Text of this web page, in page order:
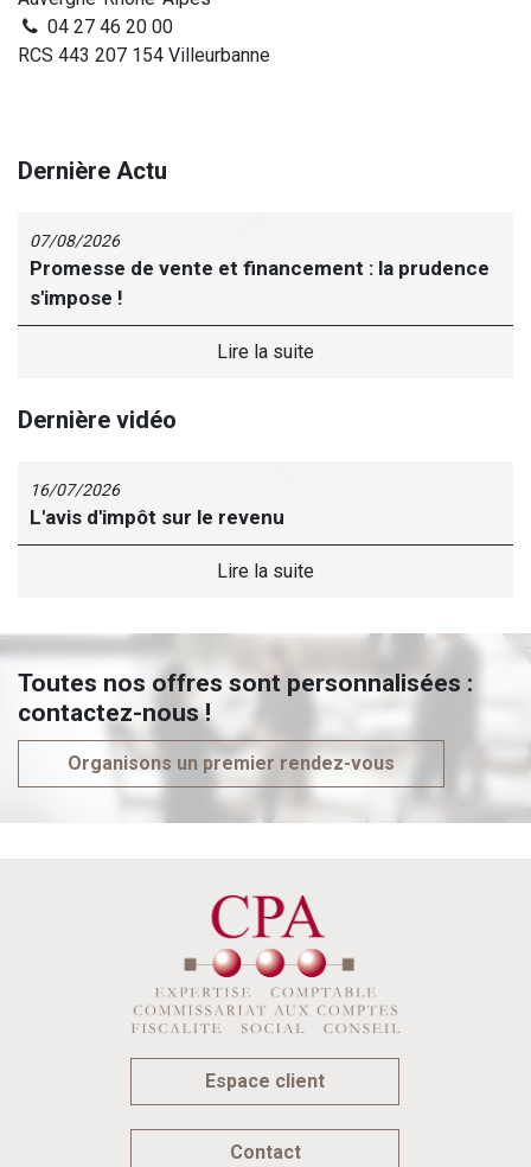
04 27 46 20 00
RCS 443 207 154 Villeurbanne
Dernière Actu
Promesse de vente et financement : la prudence
s'impose !
07/08/2026
Dernière vidéo
L'avis d'impôt sur le revenu
16/07/2026
Toutes nos offres sont personnalisées :
contactez-nous !
Organisons un premier rendez-vous
Espace client
Contact